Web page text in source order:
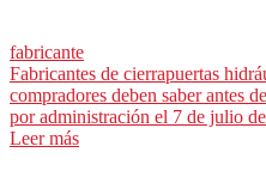
fabricante
Fabricantes de cierrapuertas
compradores deben saber antes
poradministración el 7 de julio
Leer más